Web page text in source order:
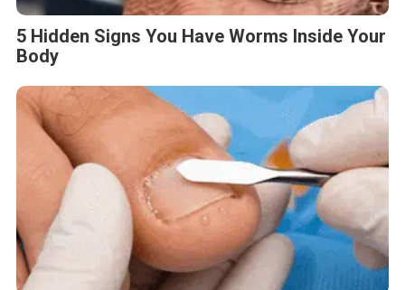
5 Hidden Signs You Have Worms Inside Your
Body